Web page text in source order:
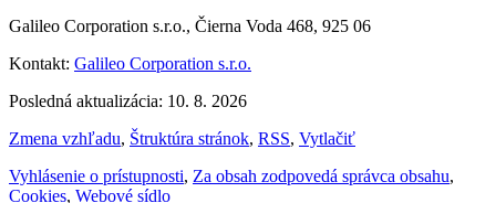
Galileo Corporation s.r.o., Čierna Voda 468, 925 06
Kontakt: Galileo Corporation s.r.o.
Posledná aktualizácia: 10. 8. 2026
Zmena vzhľadu, Štruktúra stránok, RSS, Vytlačiť
Vyhlásenie o prístupnosti, Za obsah zodpovedá správca obsahu,
Cookies, Webové sídlo